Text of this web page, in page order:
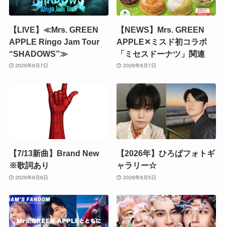
【LIVE】≪Mrs. GREEN
APPLE Ringo Jam Tour
“SHADOWS”≫
2026年8月7日
【NEWS】Mrs. GREEN
APPLE✕ミスド初コラボ
「ミセスドーナツ」関連
2026年8月7日
【7/13新曲】Brand New
※歌詞あり
2026年8月6日
【2026年】ひろぱフォトギ
ャラリー☆
2026年8月5日